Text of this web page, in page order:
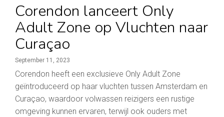
Corendon lanceert Only
Adult Zone op Vluchten naar
Curaçao
September 11, 2023
Corendon heeft een exclusieve Only Adult Zone
geïntroduceerd op haar vluchten tussen Amsterdam en
Curaçao, waardoor volwassen reizigers een rustige
omgeving kunnen ervaren, terwijl ook ouders met